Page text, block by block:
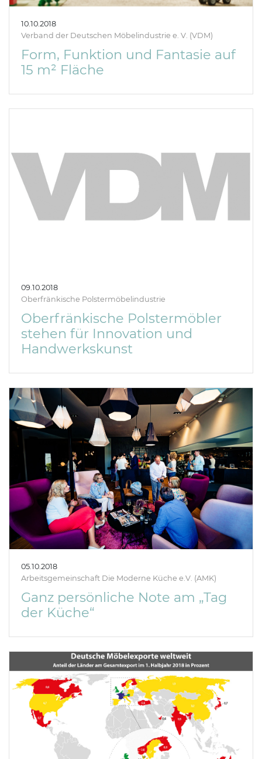
10.10.2018
Verband der Deutschen Möbelindustrie e. V. (VDM)
Form, Funktion und Fantasie auf
15 m² Fläche
09.10.2018
Oberfränkische Polstermöbelindustrie
Oberfränkische Polstermöbler
stehen für Innovation und
Handwerkskunst
05.10.2018
Arbeitsgemeinschaft Die Moderne Küche e.V. (AMK)
Ganz persönliche Note am „Tag
der Küche“